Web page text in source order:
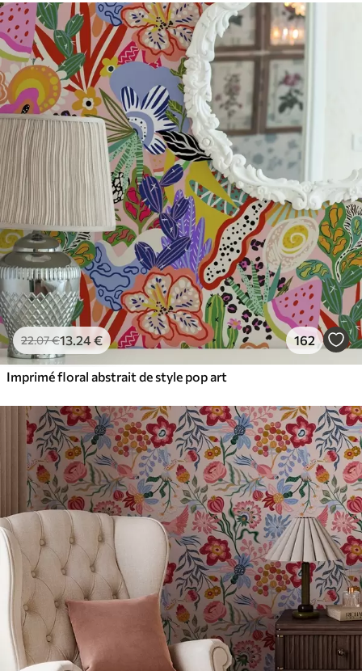
Vinyle Premium
65.0039.00 €/m²
22.07€13.24€ 162
Imprimé floral abstrait de style pop art